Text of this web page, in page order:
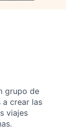
grupo de
a crear las
viajes